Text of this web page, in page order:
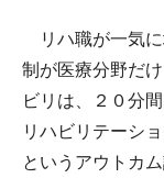
リハ職が一気に
制が医療分野だ
ビリは、２０分
リハビリテーシ
というアウトカ